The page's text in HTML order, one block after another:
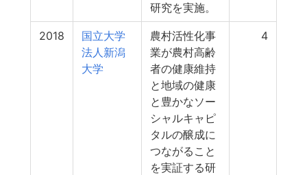
研究を実施。
2018
国立大学
法人新潟
大学
農村活性化事
業が農村高齢
者の健康維持
と地域の健康
と豊かなソー
シャルキャピ
タルの醸成に
つながること
を実証する研
4